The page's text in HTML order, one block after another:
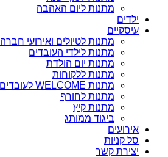
מתנות ליום האהבה
ילדים
עיסקיים
מתנות לטיולים ואירועי חברה
מתנות לילדי העובדים
מתנות יום הולדת
מתנות ללקוחות
מתנות WELCOME לעובדים
מתנות לחורף
מתנות קיץ
ביגוד ממותג
אירועים
סל קניות
יצירת קשר